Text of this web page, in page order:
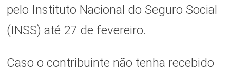
pelo Instituto Nacional do Seguro Social
(INSS) até 27 de fevereiro.
Caso o contribuinte não tenha recebido